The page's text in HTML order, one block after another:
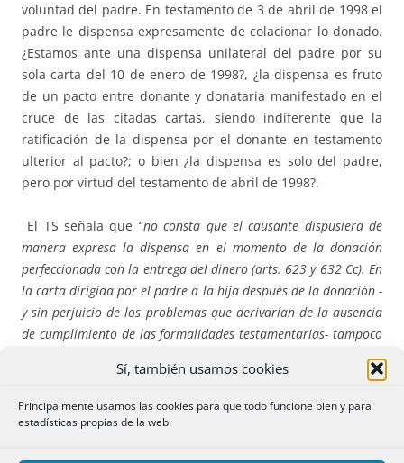
Sí, también usamos cookies
Principalmente usamos las cookies para que todo funcione bien y para
estadísticas propias de la web.
voluntad del padre. En testamento de 3 de abril de 1998 el
padre le dispensa expresamente de colacionar lo donado.
¿Estamos ante una dispensa unilateral del padre por su
sola carta del 10 de enero de 1998?, ¿la dispensa es fruto
de un pacto entre donante y donataria manifestado en el
cruce de las citadas cartas, siendo indiferente que la
ratificación de la dispensa por el donante en testamento
ulterior al pacto?; o bien ¿la dispensa es solo del padre,
pero por virtud del testamento de abril de 1998?.
El TS señala que “no consta que el causante dispusiera de
manera expresa la dispensa en el momento de la donación
perfeccionada con la entrega del dinero (arts. 623 y 632 Cc). En
la carta dirigida por el padre a la hija después de la donación -
y sin perjuicio de los problemas que derivarían de la ausencia
de cumplimiento de las formalidades testamentarias- tampoco
se hizo eficaz la dispensa pues…en la carta se manifestó que
haría constar su voluntad en un momento posterior, al otorgar
testamento. La dispensa de colación sí se produjo en el
testamento otorgado el 3 de abril de 1998, en el que el padre